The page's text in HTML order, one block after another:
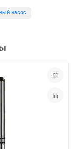
насос